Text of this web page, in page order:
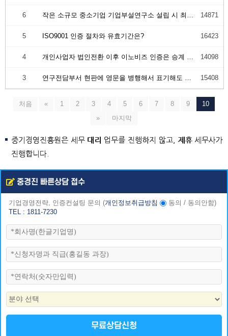
6 14871
5 ISO9001 인증 절차와 유효기간은? 16423
4 14098
3 15408
처음 « 1 2 3 4 5 6 7 8 9
10
»
마지막
중기경영진흥원은 세무 대리 업무를 진행하지 않고, 제휴 세무사가
진행합니다.
중경진 빠른상담 접수
기업경영전략, 인증컨설팅 문의 (개인정보취급방침 동의 / 동의안함)
TEL : 1811-7230
무료상담신청